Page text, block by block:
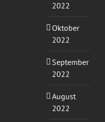
2022
Oktober
2022
September
2022
August
2022